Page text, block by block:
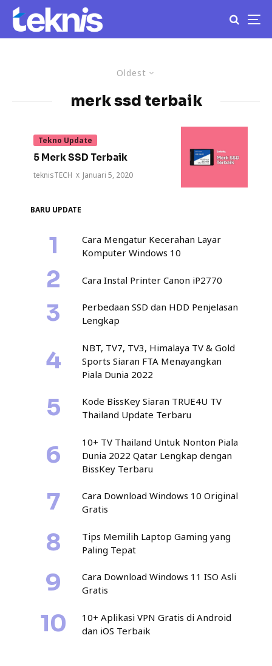
Oldest
merk ssd terbaik
Tekno Update
5 Merk SSD Terbaik
teknisTECH · Januari 5, 2020
BARU UPDATE
Cara Mengatur Kecerahan Layar
Komputer Windows 10
Cara Instal Printer Canon iP2770
Perbedaan SSD dan HDD Penjelasan
Lengkap
NBT, TV7, TV3, Himalaya TV & Gold
Sports Siaran FTA Menayangkan
Piala Dunia 2022
Kode BissKey Siaran TRUE4U TV
Thailand Update Terbaru
10+ TV Thailand Untuk Nonton Piala
Dunia 2022 Qatar Lengkap dengan
BissKey Terbaru
Cara Download Windows 10 Original
Gratis
Tips Memilih Laptop Gaming yang
Paling Tepat
Cara Download Windows 11 ISO Asli
Gratis
10+ Aplikasi VPN Gratis di Android
dan iOS Terbaik